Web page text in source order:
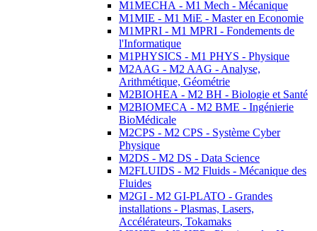
M1MECHA - M1 Mech - Mécanique
M1MIE - M1 MiE - Master en Economie
M1MPRI - M1 MPRI - Fondements de
l'Informatique
M1PHYSICS - M1 PHYS - Physique
M2AAG - M2 AAG - Analyse,
Arithmétique, Géométrie
M2BIOHEA - M2 BH - Biologie et Santé
M2BIOMECA - M2 BME - Ingénierie
BioMédicale
M2CPS - M2 CPS - Système Cyber
Physique
M2DS - M2 DS - Data Science
M2FLUIDS - M2 Fluids - Mécanique des
Fluides
M2GI - M2 GI-PLATO - Grandes
installations - Plasmas, Lasers,
Accélérateurs, Tokamaks